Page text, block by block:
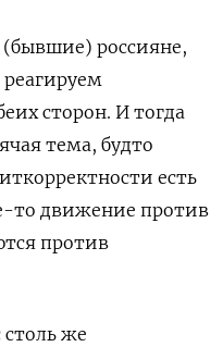
россияне,
сторон. И тогда
тема, будто
есть
то движение против
против
столь же